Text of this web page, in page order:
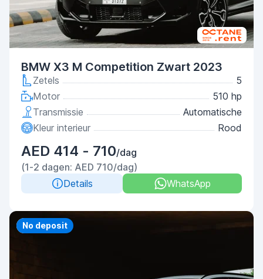
BMW X3 M Competition Zwart 2023
Zetels
5
Motor
510 hp
Transmissie
Automatische
Kleur interieur
Rood
AED 414 - 710/dag
(1-2 dagen: AED 710/dag)
Details
WhatsApp
Priority
No deposit